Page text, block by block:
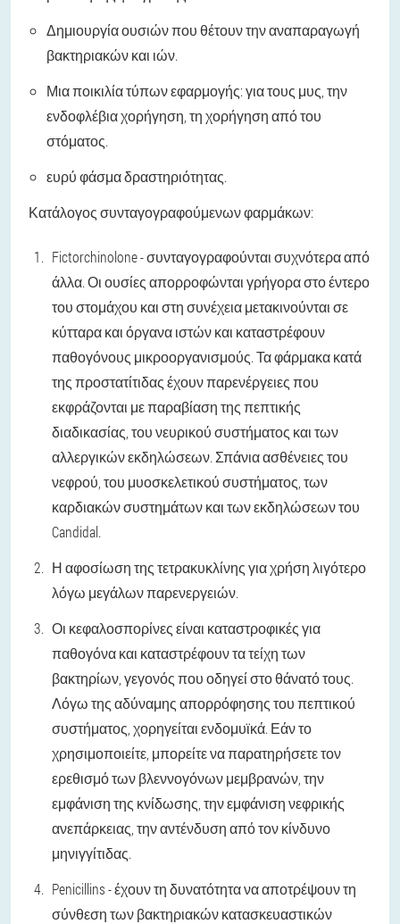
Δημιουργία ουσιών που θέτουν την αναπαραγωγή
βακτηριακών και ιών.
Μια ποικιλία τύπων εφαρμογής: για τους μυς, την
ενδοφλέβια χορήγηση, τη χορήγηση από του
στόματος.
ευρύ φάσμα δραστηριότητας.
Κατάλογος συνταγογραφούμενων φαρμάκων:
Fictorchinolone - συνταγογραφούνται συχνότερα από
άλλα. Οι ουσίες απορροφώνται γρήγορα στο έντερο
του στομάχου και στη συνέχεια μετακινούνται σε
κύτταρα και όργανα ιστών και καταστρέφουν
παθογόνους μικροοργανισμούς. Τα φάρμακα κατά
της προστατίτιδας έχουν παρενέργειες που
εκφράζονται με παραβίαση της πεπτικής
διαδικασίας, του νευρικού συστήματος και των
αλλεργικών εκδηλώσεων. Σπάνια ασθένειες του
νεφρού, του μυοσκελετικού συστήματος, των
καρδιακών συστημάτων και των εκδηλώσεων του
Candidal.
Η αφοσίωση της τετρακυκλίνης για χρήση λιγότερο
λόγω μεγάλων παρενεργειών.
Οι κεφαλοσπορίνες είναι καταστροφικές για
παθογόνα και καταστρέφουν τα τείχη των
βακτηρίων, γεγονός που οδηγεί στο θάνατό τους.
Λόγω της αδύναμης απορρόφησης του πεπτικού
συστήματος, χορηγείται ενδομυϊκά. Εάν το
χρησιμοποιείτε, μπορείτε να παρατηρήσετε τον
ερεθισμό των βλεννογόνων μεμβρανών, την
εμφάνιση της κνίδωσης, την εμφάνιση νεφρικής
ανεπάρκειας, την αντένδυση από τον κίνδυνο
μηνιγγίτιδας.
Penicillins - έχουν τη δυνατότητα να αποτρέψουν τη
σύνθεση των βακτηριακών κατασκευαστικών